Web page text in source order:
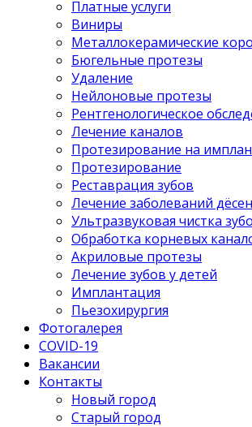
Платные услуги
Виниры
Металлокерамические
Бюгельные протезы
Удаление
Нейлоновые протезы
Рентгенологическое
Лечение каналов
Протезирование на
Протезирование
Реставрация зубов
Лечение заболеваний дёсен
Ультразвуковая чистка
Обработка корневых
Акриловые протезы
Лечение зубов у детей
Имплантация
Пьезохирургия
Фотогалерея
COVID-19
Вакансии
Контакты
Новый город
Старый город